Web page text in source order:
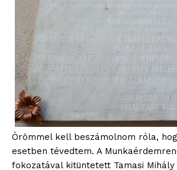
Örömmel kell beszámolnom róla,
esetben tévedtem. A
fokozatával kitüntetett Tamasi